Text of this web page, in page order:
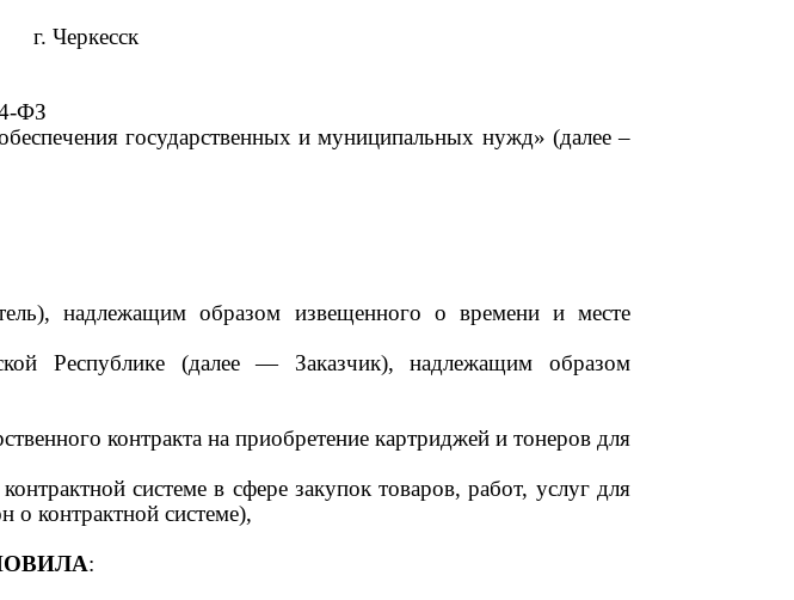
г. Черкесск
ФЗ
государственных и муниципальных нужд» (далее –
надлежащим образом извещенного о времени и месте
Республике(далее — Заказчик), надлежащим образом
контракта на приобретение картриджей и тонеров для
системе в сфере закупок товаров, работ, услуг для
о контрактной системе),
: